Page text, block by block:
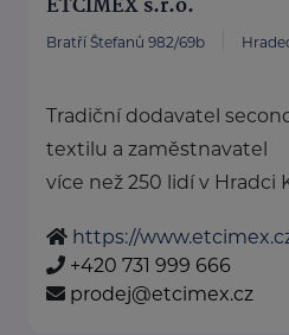
ETCIMEX s.r.o.
Bratří Štefanů 982/69b
Tradiční dodavatel
textilu a zaměstnavatel
více než 250 lidí v Hradci
https://
+420 731 999 666
prodej@etcimex.cz